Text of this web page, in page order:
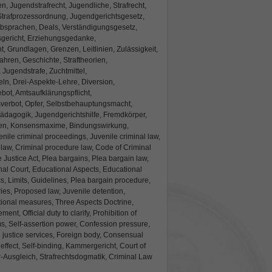
Jugendstrafrecht, Jugendliche, Strafrecht,
Jugendgerichtsgesetz,
Deals, Verständigungsgesetz,
Erziehungsgedanke,
Grundlagen, Grenzen, Leitlinien, Zulässigkeit,
Geschichte, Straftheorien,
Zuchtmittel,
Drei-Aspekte-Lehre, Diversion,
Amtsaufklärungspflicht,
Opfer, Selbstbehauptungsmacht,
Jugendgerichtshilfe, Fremdkörper,
Konsensmaxime, Bindungswirkung,
criminal proceedings, Juvenile criminal law,
Criminal procedure law, Code of Criminal
Act, Plea bargains, Plea bargain law,
Court, Educational Aspects, Educational
Limits, Guidelines, Plea bargain procedure,
Proposed law, Juvenile detention,
measures, Three Aspects Doctrine,
Official duty to clarify, Prohibition of
Self-assertion power, Confession pressure,
services, Foreign body, Consensual
Self-binding, Kammergericht, Court of
Ausgleich, Strafrechtsdogmatik, Criminal Law